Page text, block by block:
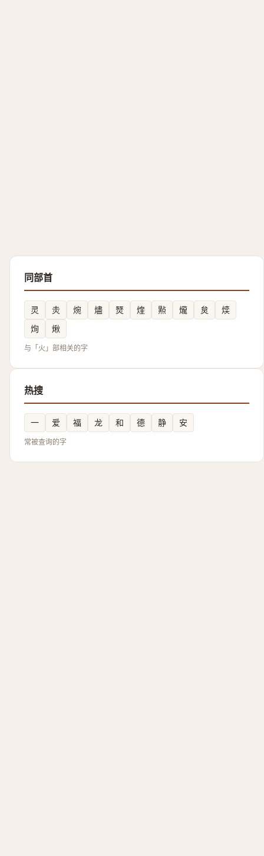
同部首
灵 灻 焥 燼 燹 煃 㸃 爖 炱
㷜
㶷
煍
与「火」部相关的字
热搜
一 爱 福 龙 和 德 静 安
常被查询的字